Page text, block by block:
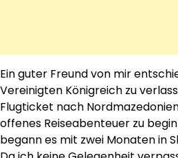
Ein guter Freund von mir
Vereinigten Königreich zu
Flugticket nach
offenes Reiseabenteuer zu
begann es mit zwei Monaten in